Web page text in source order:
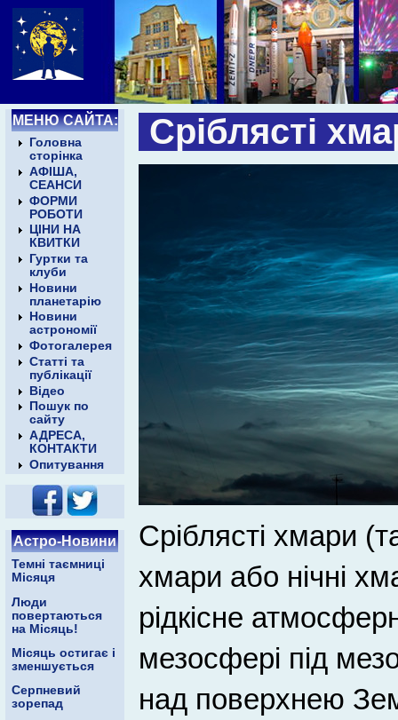
МЕНЮ САЙТА:
Головна
сторінка
АФІША,
СЕАНСИ
ФОРМИ
РОБОТИ
ЦІНИ НА
КВИТКИ
Гуртки та
клуби
Новини
планетарію
Новини
астрономії
Фотогалерея
Статті та
публікації
Відео
Пошук по
сайту
АДРЕСА,
КОНТАКТИ
Опитування
Астро-Новини
Темні таємниці
Місяця
Люди
повертаються
на Місяць!
Місяць остигає і
зменшується
Серпневий
зорепад
Сріблясті
Сріблясті хмари
хмари або нічні
рідкісне
мезосфері під
над поверхнею